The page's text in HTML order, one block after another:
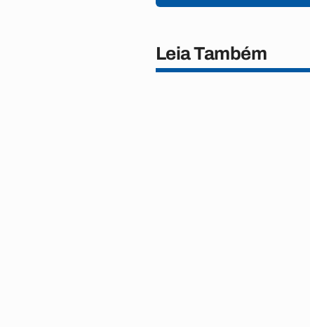
Leia Também